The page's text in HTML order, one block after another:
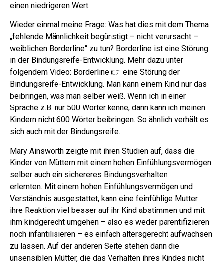
einen niedrigeren Wert.
Wieder einmal meine Frage: Was hat dies mit dem Thema
„fehlende Männlichkeit begünstigt – nicht verursacht –
weiblichen Borderline“ zu tun? Borderline ist eine Störung
in der Bindungsreife-Entwicklung. Mehr dazu unter
folgendem Video: Borderline 👉 eine Störung der
Bindungsreife-Entwicklung. Man kann einem Kind nur das
beibringen, was man selber weiß. Wenn ich in einer
Sprache z.B. nur 500 Wörter kenne, dann kann ich meinen
Kindern nicht 600 Wörter beibringen. So ähnlich verhält es
sich auch mit der Bindungsreife.
Mary Ainsworth zeigte mit ihren Studien auf, dass die
Kinder von Müttern mit einem hohen Einfühlungsvermögen
selber auch ein sichereres Bindungsverhalten
erlernten. Mit einem hohen Einfühlungsvermögen und
Verständnis ausgestattet, kann eine feinfühlige Mutter
ihre Reaktion viel besser auf ihr Kind abstimmen und mit
ihm kindgerecht umgehen – also es weder parentifizieren
noch infantilisieren – es einfach altersgerecht aufwachsen
zu lassen. Auf der anderen Seite stehen dann die
unsensiblen Mütter, die das Verhalten ihres Kindes nicht